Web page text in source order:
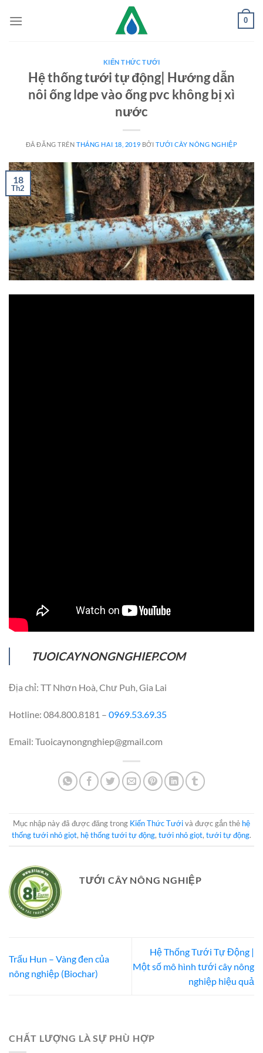
đến
0
KIẾN THỨC TƯỚI
Hệ thống tưới tự động| Hướng dẫn
nôi ống ldpe vào ống pvc không bị xì
nước
ĐÃ ĐĂNG TRÊNTHÁNG HAI 18, 2019 BỞI TƯỚI CÂY NÔNG NGHIỆP
18
Th2
TUOICAYNONGNGHIEP.COM
Địa chỉ: TT Nhơn Hoà, Chư Puh, Gia Lai
Hotline: 084.800.8181 – 0969.53.69.35
Email: Tuoicaynongnghiep@gmail.com
Mục nhập này đã được đăng trong Kiến Thức Tướivà được gắn thẻ hệ
thống tưới nhỏ giọt, hệ thống tưới tự động, tưới nhỏ giọt, tưới tự động.
TƯỚI CÂY NÔNG NGHIỆP
Trấu Hun – Vàng đen của
nông nghiệp (Biochar)
Hệ Thống Tưới Tự Động |
Một số mô hình tưới cây nông
nghiệp hiệu quả
CHẤT LƯỢNG LÀ SỰ PHÙ HỢP